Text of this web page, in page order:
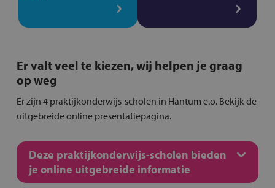
Er valt veel te kiezen, wij helpen je graag
op weg
Er zijn 4 praktijkonderwijs-scholen in Hantum e.o. Bekijk de
uitgebreide online presentatiepagina.
Deze praktijkonderwijs-scholen bieden
je online uitgebreide informatie